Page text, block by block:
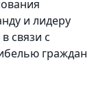
и лидеру
связи с
граждан